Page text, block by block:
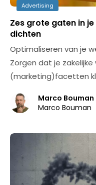
Advertising
Zes grote gaten in
dichten
Optimaliseren van je
Zorgen dat je zakelijke
(marketing)facetten
Marco Bouman
Marco Bouman